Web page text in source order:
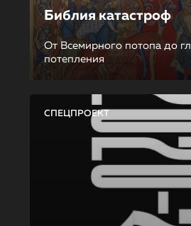
Библия катастроф
От Всемирного потопа до
потепления
СПЕЦПРОЕКТ